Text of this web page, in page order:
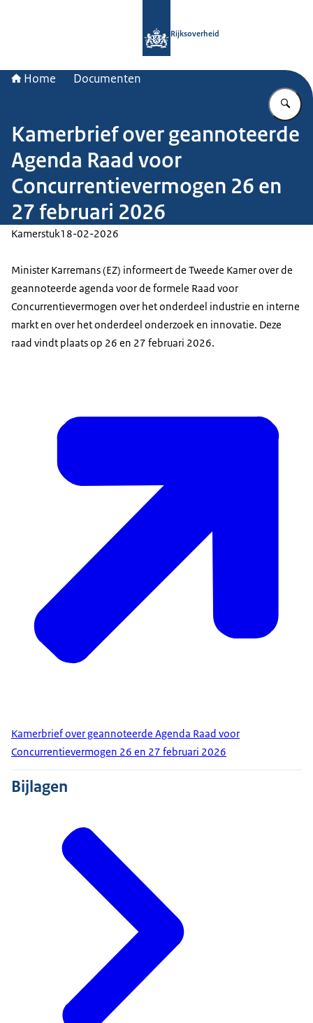
Rijksoverheid
Home Documenten
Kamerbrief over geannoteerde
Agenda Raad voor
Concurrentievermogen 26 en
27 februari 2026
Kamerstuk18-02-2026
Minister Karremans (EZ) informeert de Tweede Kamer over de
geannoteerde agenda voor de formele Raad voor
Concurrentievermogen over het onderdeel industrie en interne
markt en over het onderdeel onderzoek en innovatie. Deze
raad vindt plaats op 26 en 27 februari 2026.
Kamerbrief over geannoteerde Agenda Raad voor
Concurrentievermogen 26 en 27 februari 2026
Bijlagen